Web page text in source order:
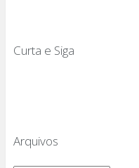
Curta e Siga
Arquivos